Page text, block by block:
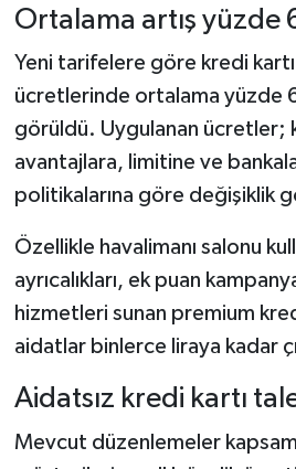
Ortalama artış yüzde
Yeni tarifelere göre kredi kartı
ücretlerinde ortalama yüzde
görüldü. Uygulanan ücretler;
avantajlara, limitine ve
politikalarına göre değişiklik
Özellikle havalimanı salonu
ayrıcalıkları, ek puan
hizmetleri sunan premium
aidatlar binlerce liraya kadar
Aidatsız kredi kartı
Mevcut düzenlemeler